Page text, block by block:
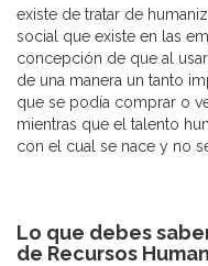
existe de tratar de
social que existe en las
concepción de que al
de una manera un tanto
que se podía comprar o
mientras que el talento
con el cual se nace y no
Lo que debes
de Recursos